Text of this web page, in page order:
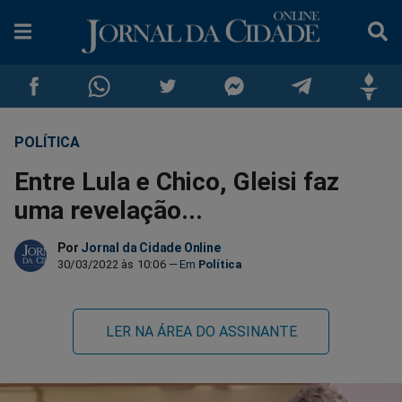
Compartilhar
no
Facebook
Compartilhar
no
Whatsapp
no
Twitter
no
Messenger
no
POLÍTICA
Entre Lula e Chico, Gleisi faz
uma revelação...
Por Jornal da Cidade Online
30/03/2022 às 10:06 Política
LER NA ÁREA DO ASSINANTE